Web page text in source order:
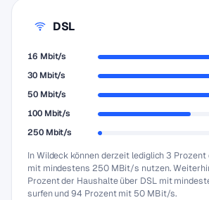
DSL
16 Mbit/s
30 Mbit/s
50 Mbit/s
100 Mbit/s
250 Mbit/s
In Wildeck können derzeit lediglich 3 Prozent
mit mindestens 250 MBit/s nutzen.
Prozent der Haushalte über DSL mit
surfen und 94 Prozent mit 50 MBit/s.